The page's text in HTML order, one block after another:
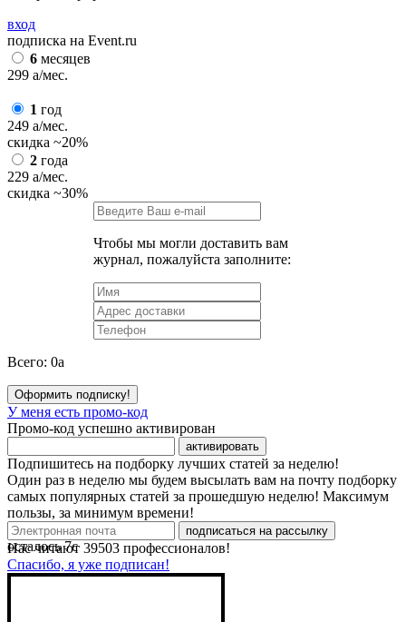
вход
подписка на Event.ru
6 месяцев
299 a/мес.
1 год
249 a/мес.
скидка ~20%
2 года
229 a/мес.
скидка ~30%
Чтобы мы могли доставить вам
журнал, пожалуйста заполните:
Всего: 0a
Оформить подписку!
У меня есть промо-код
Промо-код успешно активирован
активировать
Подпишитесь на подборку лучших статей за неделю!
Один раз в неделю мы будем высылать вам на почту подборку
самых популярных статей за прошедшую неделю! Максимум
пользы, за минимум времени!
подписаться на рассылку
Нас читают 39503 профессионалов!
Спасибо, я уже подписан!
осталось7с